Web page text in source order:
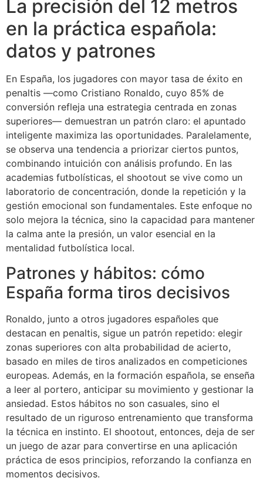
La precisión del 12 metros
en la práctica española:
datos y patrones
En España, los jugadores con mayor tasa de éxito en
penaltis —como Cristiano Ronaldo, cuyo 85% de
conversión refleja una estrategia centrada en zonas
superiores— demuestran un patrón claro: el apuntado
inteligente maximiza las oportunidades. Paralelamente,
se observa una tendencia a priorizar ciertos puntos,
combinando intuición con análisis profundo. En las
academias futbolísticas, el shootout se vive como un
laboratorio de concentración, donde la repetición y la
gestión emocional son fundamentales. Este enfoque no
solo mejora la técnica, sino la capacidad para mantener
la calma ante la presión, un valor esencial en la
mentalidad futbolística local.
Patrones y hábitos: cómo
España forma tiros decisivos
Ronaldo, junto a otros jugadores españoles que
destacan en penaltis, sigue un patrón repetido: elegir
zonas superiores con alta probabilidad de acierto,
basado en miles de tiros analizados en competiciones
europeas. Además, en la formación española, se enseña
a leer al portero, anticipar su movimiento y gestionar la
ansiedad. Estos hábitos no son casuales, sino el
resultado de un riguroso entrenamiento que transforma
la técnica en instinto. El shootout, entonces, deja de ser
un juego de azar para convertirse en una aplicación
práctica de esos principios, reforzando la confianza en
momentos decisivos.